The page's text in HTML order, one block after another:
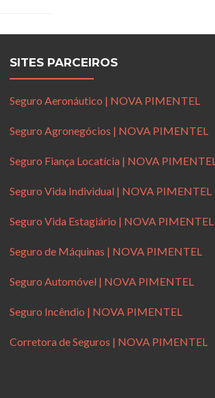
SITES PARCEIROS
Seguro Aeronáutico | NOVA PIMENTEL
Seguro Agronegócios | NOVA PIMENTEL
Seguro Fiança Locatícia | NOVA PIMENTEL
Seguro Vida Individual | NOVA PIMENTEL
Seguro Vida Estagiário | NOVA PIMENTEL
Seguro de Máquinas | NOVA PIMENTEL
Seguro Automóvel | NOVA PIMENTEL
Seguro Incêndio | NOVA PIMENTEL
Corretora de Seguros | NOVA PIMENTEL